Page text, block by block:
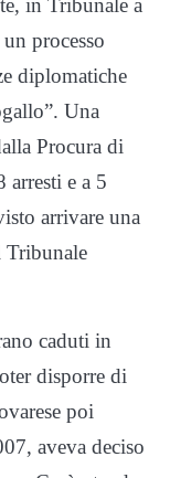
in Tribunale a
processo
diplomatiche
Una
Procura di
arresti e a 5
arrivare una
Tribunale
caduti in
disporre di
poi
aveva deciso